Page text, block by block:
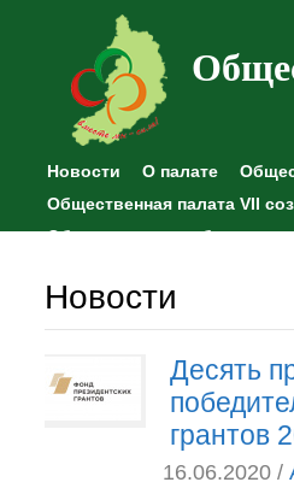
Новости О палате
Общественная палата VII
Общественные наблюдения
Новости
Десять
грантов
16.06.2020 /